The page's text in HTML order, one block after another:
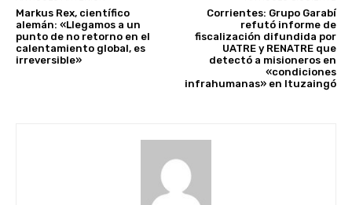
Markus Rex, científico
alemán: «Llegamos a un
punto de no retorno en el
calentamiento global, es
irreversible»
Corrientes: Grupo Garabí
refutó informe de
fiscalización difundida por
UATRE y RENATRE que
detectó a misioneros en
«condiciones
infrahumanas» en Ituzaingó